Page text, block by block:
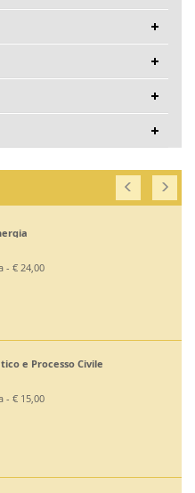
- € 24,00
e Processo Civile
- € 15,00